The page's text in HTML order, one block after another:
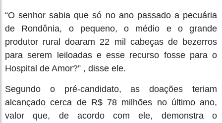
“O senhor sabia que só no ano passado a pecuária
de Rondônia, o pequeno, o médio e o grande
produtor rural doaram 22 mil cabeças de bezerros
para serem leiloadas e esse recurso fosse para o
Hospital de Amor?” , disse ele.
Segundo o pré-candidato, as doações teriam
alcançado cerca de R$ 78 milhões no último ano,
valor que, de acordo com ele, demonstra o